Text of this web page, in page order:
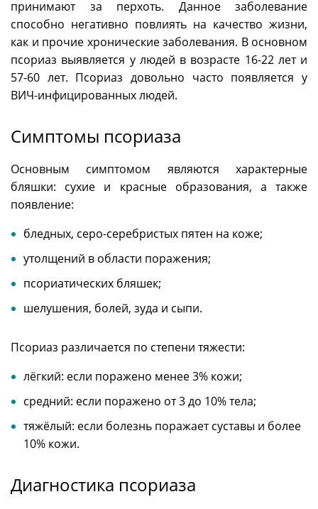
принимают за перхоть. Данное заболевание
способно негативно повлиять на качество жизни,
как и прочие хронические заболевания. В основном
псориаз выявляется у людей в возрасте 16-22 лет и
57-60 лет. Псориаз довольно часто появляется у
ВИЧ-инфицированных людей.
Симптомы псориаза
Основным симптомом являются характерные
бляшки: сухие и красные образования, а также
появление:
бледных, серо-серебристых пятен на коже;
утолщений в области поражения;
псориатических бляшек;
шелушения, болей, зуда и сыпи.
Псориаз различается по степени тяжести:
лёгкий: если поражено менее 3% кожи;
средний: если поражено от 3 до 10% тела;
тяжёлый: если болезнь поражает суставы и более
10% кожи.
Диагностика псориаза